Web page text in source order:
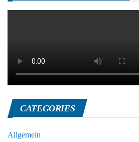
CATEGORIES
Allgemein